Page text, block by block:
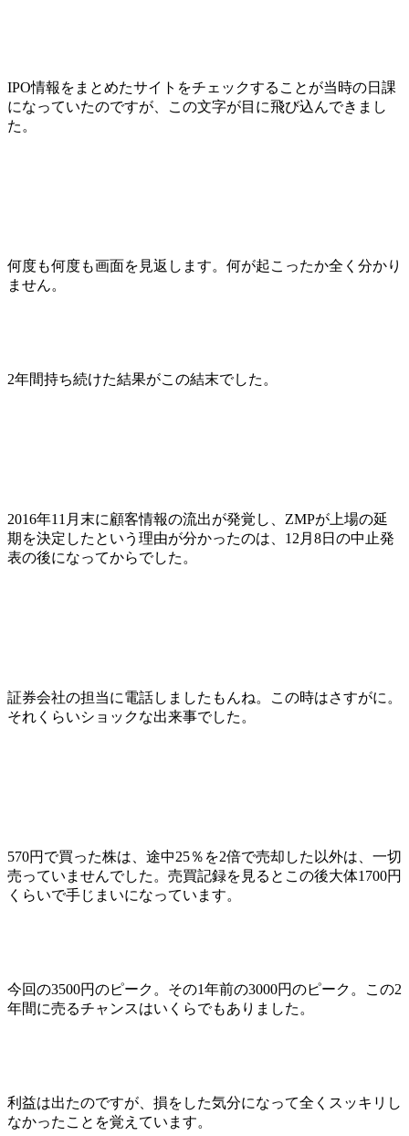
IPO情報をまとめたサイトをチェックすることが当時の日課
になっていたのですが、
この文字が目に飛び込んできまし
た。
何度も何度も画面を見返します。何が起こったか全く分かり
ません。
2年間持ち続けた結果がこの結末でした。
2016年11月末に顧客情報の流出が発覚し、ZMPが上場の延
期を決定したという理由が分かったのは、12月8日の中止発
表の後になってからでした。
証券会社の担当に電話しましたもんね。この時はさすがに。
それくらいショックな出来事でした。
570円で買った株は、途中25％を2倍で売却した以外は、一切
売っていませんでした。売買記録を見るとこの後大体1700円
くらいで手じまいになっています。
今回の3500円のピーク。その1年前の3000円のピーク。この2
年間に売るチャンスはいくらでもありました。
利益は出たのですが、損をした気分になって全くスッキリし
なかったことを覚えています。